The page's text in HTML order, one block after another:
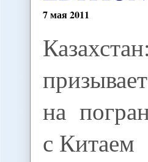
7мая2011
на
с Китаем